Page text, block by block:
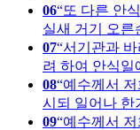
06 또 다른 안
실새 거기 오른
07 서기관과
려 하여 안식일
08 예수께서
시되 일어나 한
09 예수께서